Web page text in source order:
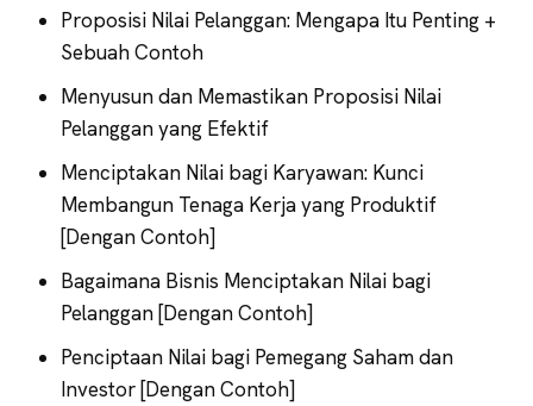
Proposisi Nilai Pelanggan: Mengapa Itu Penting +
Sebuah Contoh
Menyusun dan Memastikan Proposisi Nilai
Pelanggan yang Efektif
Menciptakan Nilai bagi Karyawan: Kunci
Membangun Tenaga Kerja yang Produktif
[Dengan Contoh]
Bagaimana Bisnis Menciptakan Nilai bagi
Pelanggan [Dengan Contoh]
Penciptaan Nilai bagi Pemegang Saham dan
Investor [Dengan Contoh]